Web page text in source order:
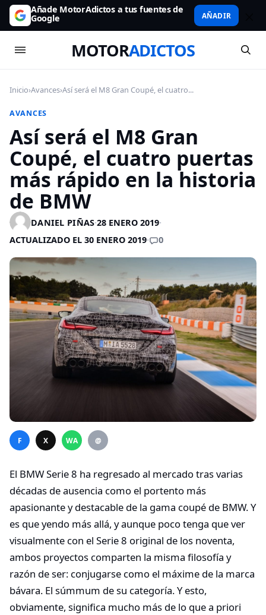
Añade MotorAdictos a tus fuentes de
Google AÑADIR
MOTORADICTOS
Inicio›Avances›Así será el M8 Gran Coupé, el cuatro...
AVANCES
Así será el M8 Gran
Coupé, el cuatro puertas
más rápido en la historia
de BMW
DANIEL PIÑAS·28 ENERO 2019·
ACTUALIZADO EL 30 ENERO 2019· 0
F X WA @
El BMW Serie 8 ha regresado al mercado tras varias
décadas de ausencia como el portento más
apasionante y destacable de la gama coupé de BMW. Y
es que yendo más allá, y aunque poco tenga que ver
visualmente con el Serie 8 original de los noventa,
ambos proyectos comparten la misma filosofía y
razón de ser: conjugarse como el máxime de la marca
bávara. El súmmum de su categoría. Y esto,
obviamente, significa mucho más de lo que a priori